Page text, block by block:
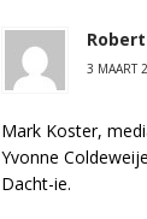
Robert
3 MAART
Mark Koster,
Yvonne
Dacht-ie.